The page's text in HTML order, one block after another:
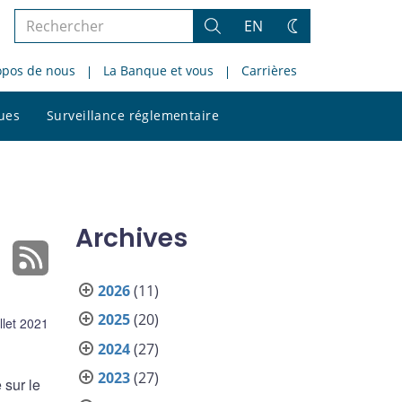
Rechercher
le
site
Rechercher
EN
Changez
thème
de nous La Banque et vous Carrières
Surveillance réglementaire
le
2021
sur le
Archives
2026(11)
2025(20)
2024(27)
2023(27)